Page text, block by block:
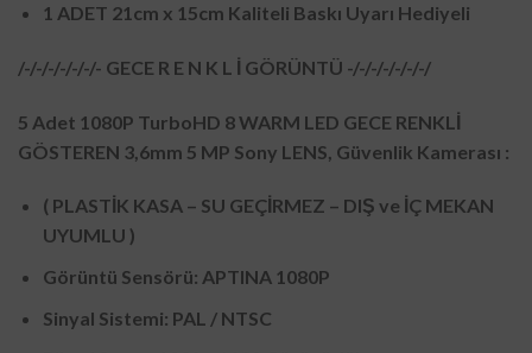
1 ADET 21cm x 15cm Kaliteli Baskı Uyarı Hediyeli
/-/-/-/-/-/-/- GECE R E N K L İ GÖRÜNTÜ -/-/-/-/-/-/-/
5 Adet 1080P TurboHD 8 WARM LED GECE RENKLİ
GÖSTEREN 3,6mm 5 MP Sony LENS, Güvenlik Kamerası :
( PLASTİK KASA – SU GEÇİRMEZ – DIŞ ve İÇ MEKAN
UYUMLU )
Görüntü Sensörü: APTINA 1080P
Sinyal Sistemi: PAL / NTSC